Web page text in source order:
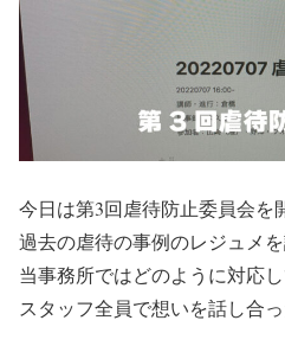
今日は第3回虐待防止委員会を
過去の虐待の事例のレジュメを
当事務所ではどのように対応し
スタッフ全員で想いを話し合